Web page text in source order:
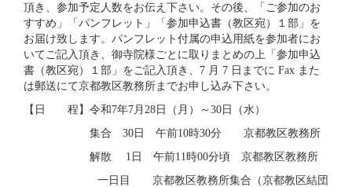
頂き、参加予定人数をお伝え下さい。その後、「ご参加のお
すすめ」「パンフレット」「参加申込書（教区宛）１部」を
お届け致します。パンフレット付属の申込用紙を参加者にお
いてご記入頂き、御寺院様ごとに取りまとめの上「参加申込
書（教区宛）１部」をご記入頂き、7 月 7 日までに Fax また
は郵送にて京都教区教務所までお申し込み下さい。
【日 程】令和7年7月28日（月）～30日（水）
集合 30日 午前10時30分 京都教区教務所
解散 1日 午前11時00分頃 京都教区教務所
一日目 京都教区教務所集合（京都教区結団